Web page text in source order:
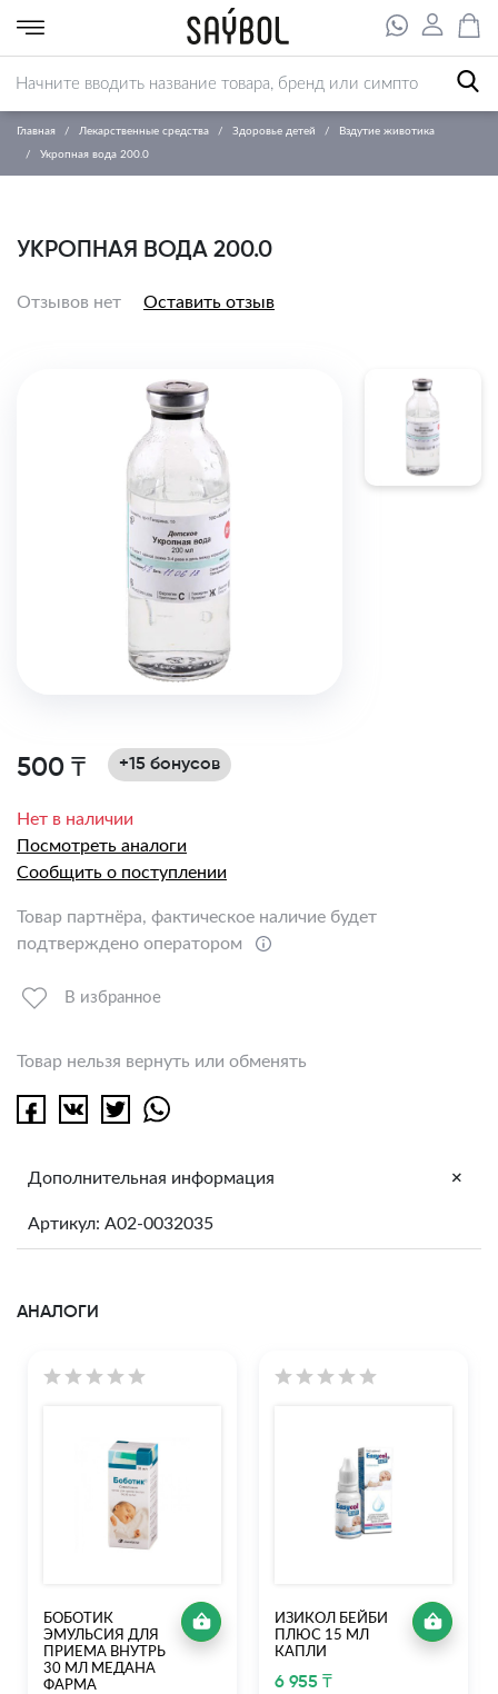
Главная Лекарственные средства Здоровье детей Вздутие животика
Укропная вода 200.0
УКРОПНАЯ ВОДА 200.0
Отзывов нет Оставить отзыв
500 ₸ +15 бонусов
Нет в наличии
Посмотреть аналоги
Сообщить о поступлении
Товар партнёра, фактическое наличие будет
подтверждено оператором
В избранное
Товар нельзя вернуть или обменять
Дополнительная информация +
Артикул: A02-0032035
АНАЛОГИ
БОБОТИК
ЭМУЛЬСИЯ ДЛЯ
ПРИЕМА ВНУТРЬ
30 МЛ МЕДАНА
ФАРМА
ИЗИКОЛ БЕЙБИ
ПЛЮС 15 МЛ
КАПЛИ
6 955 ₸